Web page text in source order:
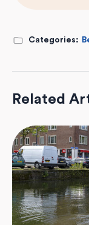
Categories:
Related